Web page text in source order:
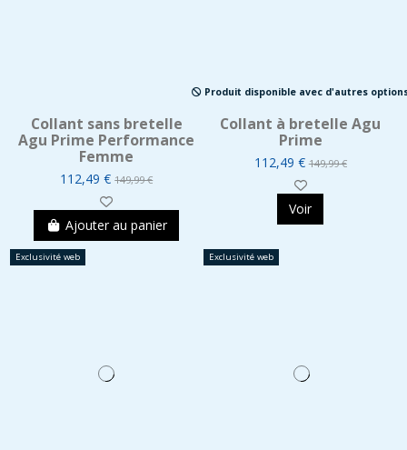
Collant sans bretelle
Agu Prime Performance
Femme
112,49 €149,99 €
Ajouter au panier
Produit disponible avec d'autres
Collant à bretelle Agu
Prime
112,49 €149,99 €
Voir
Exclusivité web Exclusivité web